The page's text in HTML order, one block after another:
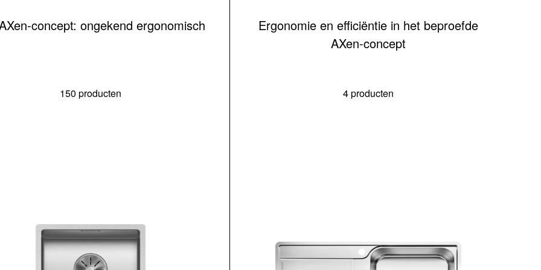
concept: ongekend ergonomisch
150 producten
Ergonomie en efficiëntie in het beproefde
AXen-concept
4 producten